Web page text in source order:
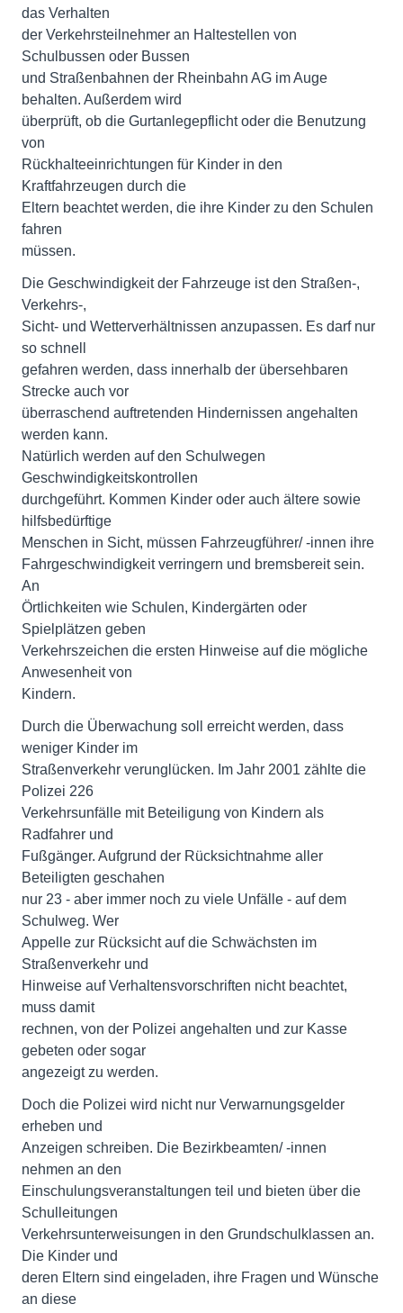
das Verhalten
der Verkehrsteilnehmer an Haltestellen von
Schulbussen oder Bussen
und Straßenbahnen der Rheinbahn AG im Auge
behalten. Außerdem wird
überprüft, ob die Gurtanlegepflicht oder die Benutzung
von
Rückhalteeinrichtungen für Kinder in den
Kraftfahrzeugen durch die
Eltern beachtet werden, die ihre Kinder zu den Schulen
fahren
müssen.
Die Geschwindigkeit der Fahrzeuge ist den Straßen-,
Verkehrs-,
Sicht- und Wetterverhältnissen anzupassen. Es darf nur
so schnell
gefahren werden, dass innerhalb der übersehbaren
Strecke auch vor
überraschend auftretenden Hindernissen angehalten
werden kann.
Natürlich werden auf den Schulwegen
Geschwindigkeitskontrollen
durchgeführt. Kommen Kinder oder auch ältere sowie
hilfsbedürftige
Menschen in Sicht, müssen Fahrzeugführer/ -innen ihre
Fahrgeschwindigkeit verringern und bremsbereit sein.
An
Örtlichkeiten wie Schulen, Kindergärten oder
Spielplätzen geben
Verkehrszeichen die ersten Hinweise auf die mögliche
Anwesenheit von
Kindern.
Durch die Überwachung soll erreicht werden, dass
weniger Kinder im
Straßenverkehr verunglücken. Im Jahr 2001 zählte die
Polizei 226
Verkehrsunfälle mit Beteiligung von Kindern als
Radfahrer und
Fußgänger. Aufgrund der Rücksichtnahme aller
Beteiligten geschahen
nur 23 - aber immer noch zu viele Unfälle - auf dem
Schulweg. Wer
Appelle zur Rücksicht auf die Schwächsten im
Straßenverkehr und
Hinweise auf Verhaltensvorschriften nicht beachtet,
muss damit
rechnen, von der Polizei angehalten und zur Kasse
gebeten oder sogar
angezeigt zu werden.
Doch die Polizei wird nicht nur Verwarnungsgelder
erheben und
Anzeigen schreiben. Die Bezirkbeamten/ -innen
nehmen an den
Einschulungsveranstaltungen teil und bieten über die
Schulleitungen
Verkehrsunterweisungen in den Grundschulklassen an.
Die Kinder und
deren Eltern sind eingeladen, ihre Fragen und Wünsche
an diese